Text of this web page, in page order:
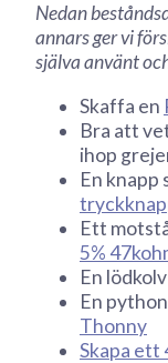
Nedan
annars ger vi
själva använt
Skaffa en
Bra att
ihop
En knapp
Ett
5%
En lödkolv
En
Thonny
Skapa ett